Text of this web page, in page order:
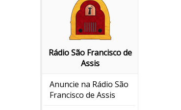
Rádio São Francisco de
Assis
Anuncie na Rádio São
Francisco de Assis